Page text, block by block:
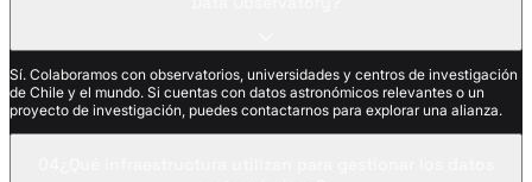
Sí. Colaboramos con observatorios, universidades y centros de investigación
de Chile y el mundo. Si cuentas con datos astronómicos relevantes o un
proyecto de investigación, puedes contactarnos para explorar una alianza.